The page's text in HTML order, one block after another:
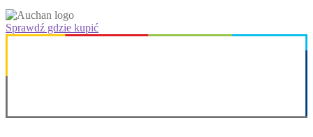
Sprawdź gdzie kupić